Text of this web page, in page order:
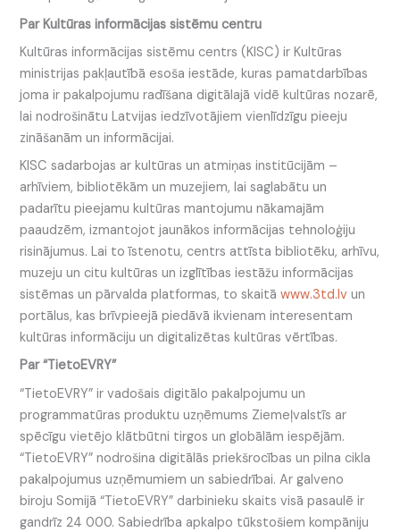
Par Kultūras informācijas sistēmu centru
Kultūras informācijas sistēmu centrs (KISC) ir Kultūras
ministrijas pakļautībā esoša iestāde, kuras pamatdarbības
joma ir pakalpojumu radīšana digitālajā vidē kultūras nozarē,
lai nodrošinātu Latvijas iedzīvotājiem vienlīdzīgu pieeju
zināšanām un informācijai.
KISC sadarbojas ar kultūras un atmiņas institūcijām –
arhīviem, bibliotēkām un muzejiem, lai saglabātu un
padarītu pieejamu kultūras mantojumu nākamajām
paaudzēm, izmantojot jaunākos informācijas tehnoloģiju
risinājumus. Lai to īstenotu, centrs attīsta bibliotēku, arhīvu,
muzeju un citu kultūras un izglītības iestāžu informācijas
sistēmas un pārvalda platformas, to skaitāwww.3td.lv un
portālus, kas brīvpieejā piedāvā ikvienam interesentam
kultūras informāciju un digitalizētas kultūras vērtības.
Par “TietoEVRY”
“TietoEVRY” ir vadošais digitālo pakalpojumu un
programmatūras produktu uzņēmums Ziemeļvalstīs ar
spēcīgu vietējo klātbūtni tirgos un globālām iespējām.
“TietoEVRY” nodrošina digitālās priekšrocības un pilna cikla
pakalpojumus uzņēmumiem un sabiedrībai. Ar galveno
biroju Somijā “TietoEVRY” darbinieku skaits visā pasaulē ir
gandrīz 24 000. Sabiedrība apkalpo tūkstošiem kompāniju